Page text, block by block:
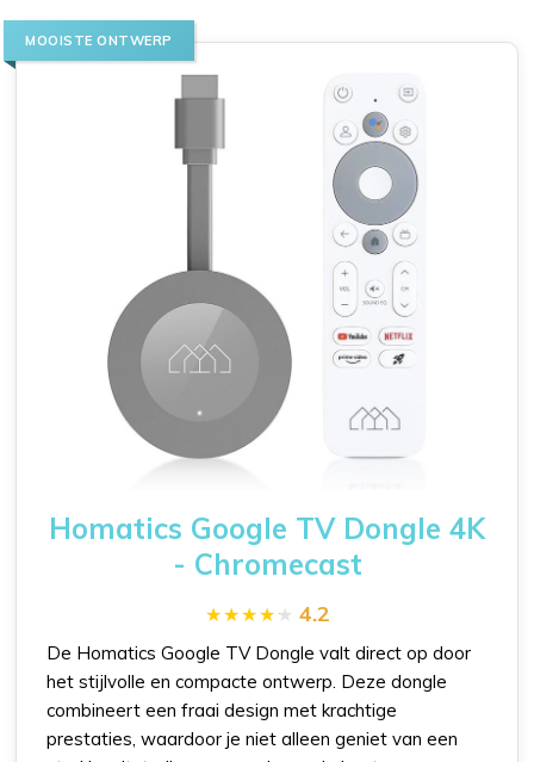
MOOISTE ONTWERP
Homatics Google TV Dongle 4K
- Chromecast
4.2
De Homatics Google TV Dongle valt direct op door
het stijlvolle en compacte ontwerp. Deze dongle
combineert een fraai design met krachtige
prestaties, waardoor je niet alleen geniet van een